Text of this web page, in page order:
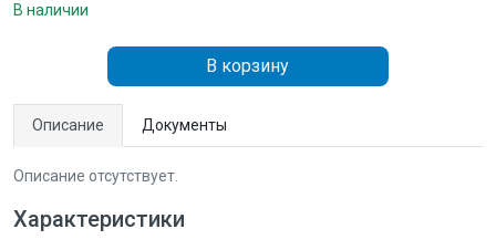
В наличии
В корзину
Описание Документы
Описание отсутствует.
Характеристики